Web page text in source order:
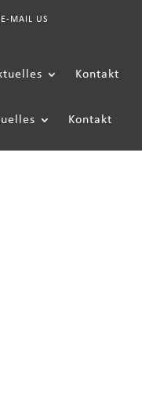
E-MAIL US
Kontakt
Kontakt